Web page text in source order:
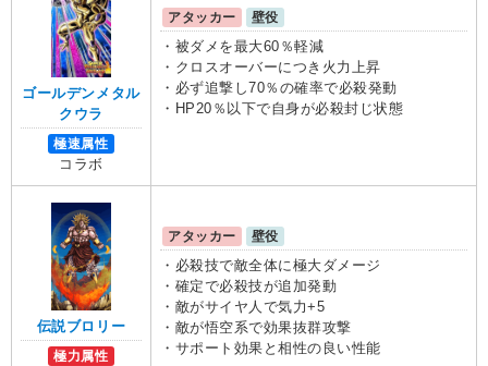
ゴールデンメタル
クウラ
極速属性
コラボ
アタッカー
壁役
・被ダメを最大60％軽減
・クロスオーバーにつき火力上昇
・必ず追撃し70％の確率で必殺発動
・HP20％以下で自身が必殺封じ状態
伝説ブロリー
極力属性
アタッカー
壁役
・必殺技で敵全体に極大ダメージ
・確定で必殺技が追加発動
・敵がサイヤ人で気力+5
・敵が悟空系で効果抜群攻撃
・サポート効果と相性の良い性能